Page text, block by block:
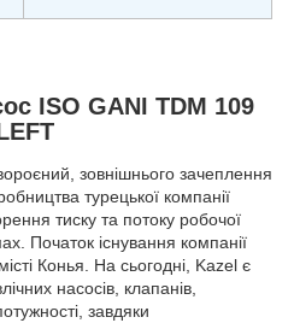
ISO GANI TDM 109
зовнішнього зачеплення
турецької компанії
тиску та потоку робочої
Початок існування компанії
Конья. На сьогодні, Kazel є
насосів, клапанів,
завдяки